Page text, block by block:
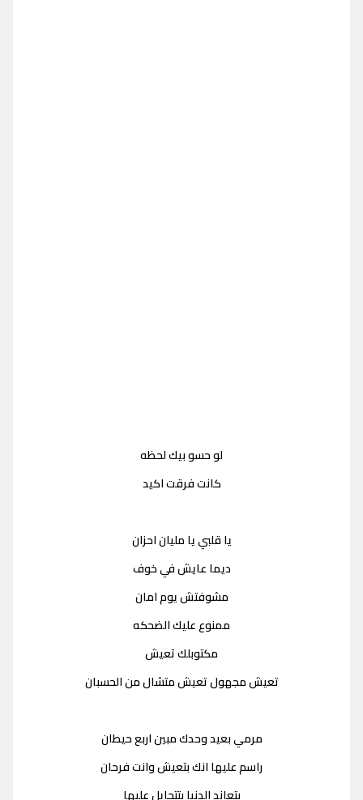
لو حسو بيك لحظه
كانت فرقت اكيد
يا قلبي يا مليان احزان
ديما عايش في خوف
مشوفتش يوم امان
ممنوع عليك الضحكه
مكتوبلك تعيش
تعيش مجهول تعيش متشال من الحسبان
مرمي بعيد وحدك مبين اربع حيطان
راسم عليها انك بتعيش وانت فرحان
بتعاند الدنيا بتتحايل عليها